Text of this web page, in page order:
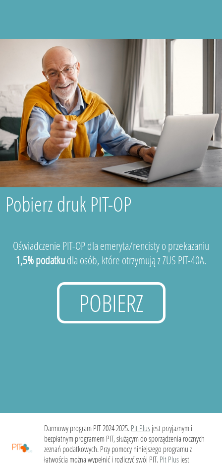
Pobierz druk PIT-OP
Oświadczenie PIT-OP dla emeryta/rencisty o przekazaniu
1,5% podatkudla osób, które otrzymują z ZUS PIT-40A.
POBIERZ
Darmowy program PIT 2024 2025.Pit Plusjest przyjaznym i
bezpłatnym programem PIT, służącym do sporządzenia rocznych
zeznań podatkowych. Przy pomocy niniejszego programu z
łatwością można wypełnić i rozliczyć swój PIT.Pit Plusjest